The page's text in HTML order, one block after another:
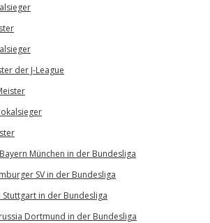
der J-League
München in der Bundesliga
SV in der Bundesliga
Stuttgart in der Bundesliga
Dortmund in der Bundesliga